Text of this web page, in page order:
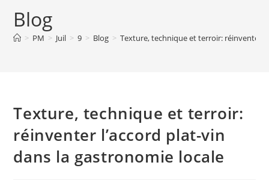
Blog
> PM > Juil > 9 > Blog > Texture, technique et terroir: réinventer
Texture, technique et terroir:
réinventer l’accord plat-vin
dans la gastronomie locale